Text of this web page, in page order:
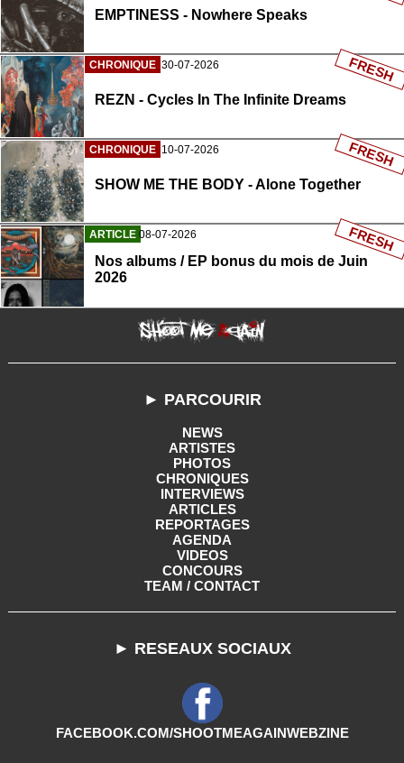
EMPTINESS - Nowhere Speaks
CHRONIQUE 30-07-2026
REZN - Cycles In The Infinite Dreams
FRESH
CHRONIQUE 10-07-2026
SHOW ME THE BODY - Alone Together
FRESH
ARTICLE 08-07-2026
Nos albums / EP bonus du mois de Juin
2026
FRESH
► PARCOURIR
NEWS
ARTISTES
PHOTOS
CHRONIQUES
INTERVIEWS
ARTICLES
REPORTAGES
AGENDA
VIDEOS
CONCOURS
TEAM / CONTACT
► RESEAUX SOCIAUX
FACEBOOK.COM/SHOOTMEAGAINWEBZINE